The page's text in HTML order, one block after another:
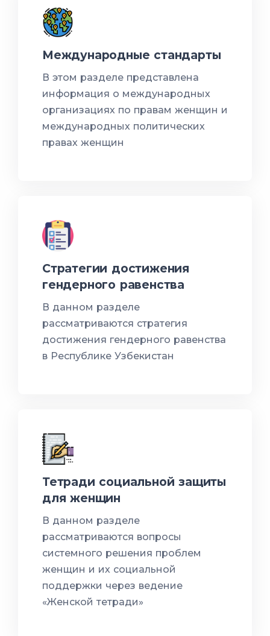
Международные стандарты
В этом разделе представлена
информация о международных
организациях по правам женщин и
международных политических
правах женщин
Стратегии достижения
гендерного равенства
В данном разделе
рассматриваются стратегия
достижения гендерного равенства
в Республике Узбекистан
Тетради социальной защиты
для женщин
В данном разделе
рассматриваются вопросы
системного решения проблем
женщин и их социальной
поддержки через ведение
«Женской тетради»